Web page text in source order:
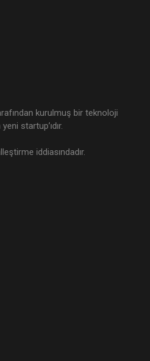
kurulmuş bir teknoloji
startup’ıdır.
iddiasındadır.